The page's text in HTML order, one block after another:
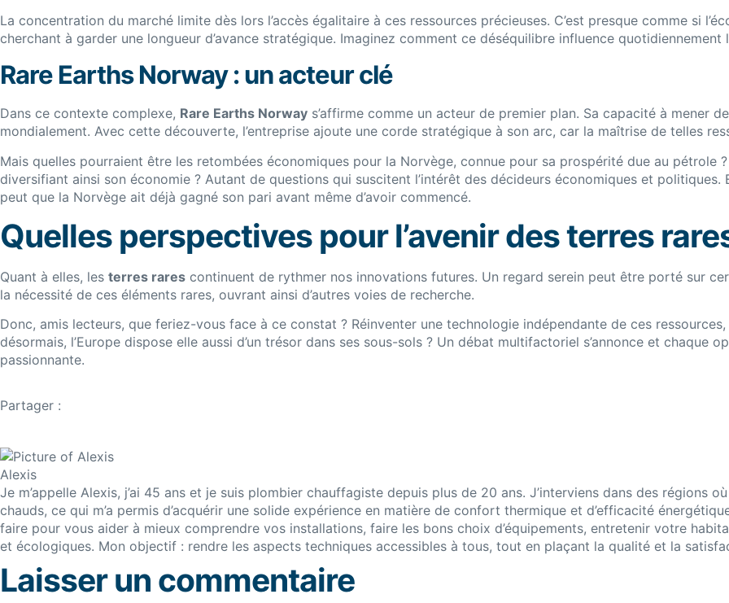
La concentration du marché limite dès lors l’accès égalitaire à ces ressources précieuses. C’est presque comme si
cherchant à garder une longueur d’avance stratégique. Imaginez comment ce déséquilibre influence
Rare Earths Norway : un acteur clé
Dans ce contexte complexe, Rare Earths Norway s’affirme comme un acteur de premier plan. Sa capacité à mener
mondialement. Avec cette découverte, l’entreprise ajoute une corde stratégique à son arc, car la maîtrise de telles
Mais quelles pourraient être les retombées économiques pour la Norvège, connue pour sa prospérité due au
diversifiant ainsi son économie ? Autant de questions qui suscitent l’intérêt des décideurs économiques et
peut que la Norvège ait déjà gagné son pari avant même d’avoir commencé.
Quelles perspectives pour l’avenir des terres
Quant à elles, les terres rares continuent de rythmer nos innovations futures. Un regard serein peut être porté sur
la nécessité de ces éléments rares, ouvrant ainsi d’autres voies de recherche.
Donc, amis lecteurs, que feriez-vous face à ce constat ? Réinventer une technologie indépendante de ces
désormais, l’Europe dispose elle aussi d’un trésor dans ses sous-sols ? Un débat multifactoriel s’annonce et
passionnante.
Partager :
Alexis
Je m’appelle Alexis, j’ai 45 ans et je suis plombier chauffagiste depuis plus de 20 ans. J’interviens dans des régions
chauds, ce qui m’a permis d’acquérir une solide expérience en matière de confort thermique et d’efficacité
faire pour vous aider à mieux comprendre vos installations, faire les bons choix d’équipements, entretenir votre
et écologiques. Mon objectif : rendre les aspects techniques accessibles à tous, tout en plaçant la qualité et la
Laisser un commentaire